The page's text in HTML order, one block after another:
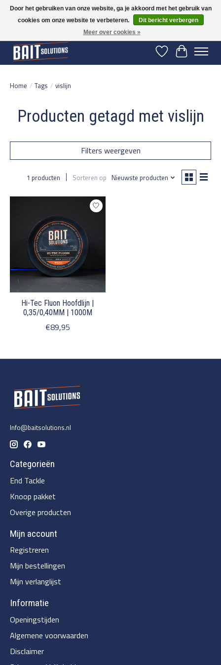
Gratis verzending vanaf 50 euro binnen NL | Op voorraad binnen 2-5 werkdagen
verzonden | België vanaf 70 euro gratis verzonden
Verlanglijst
Home / Tags / vislijn
Producten getagd met vislijn
Filters weergeven
1 producten Sorteren op Nieuwste producten
Hi-Tec Fluon Hoofdlijn |
0,35/0,40MM | 1000M
€89,95
Info@baitsolutions.nl
Categorieën
End Tackle
Knoop pakket
Overige producten
Mijn account
Registreren
Mijn bestellingen
Mijn verlanglijst
Informatie
Openingstijden
Algemene voorwaarden
Disclaimer
Door het gebruiken van onze website, ga je akkoord met het gebruik van
cookies om onze website te verbeteren.
Dit bericht verbergen
Meer over cookies »